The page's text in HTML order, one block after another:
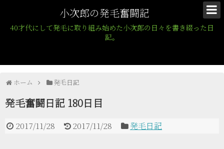
小次郎の発毛奮闘記
40才代にして発毛に取り組み始めた小次郎の日々を書き綴った日
記。
ホーム 発毛日記
発毛奮闘日記 180日目
2017/11/28 2017/11/28 発毛日記